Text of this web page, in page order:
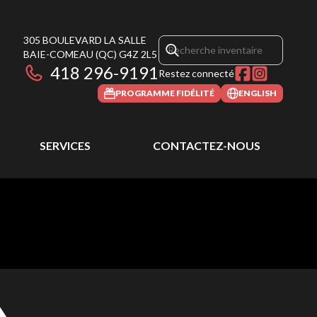
305 BOULEVARD LA SALLE
BAIE-COMEAU (QC) G4Z 2L5
418 296-9191Restez connecté
PROGRAMME FIDÉLITÉ ENGLISH
SERVICES CONTACTEZ-NOUS